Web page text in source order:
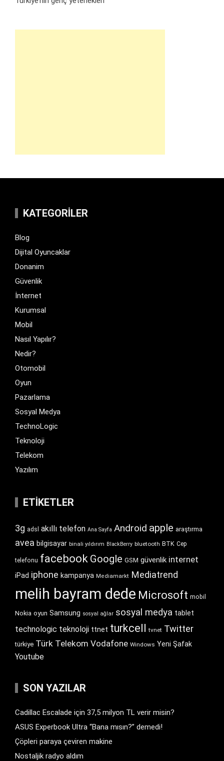
KATEGORILER
Blog
Dijital Oyuncaklar
Donanim
Güvenlik
İnternet
Kurumsal
Mobil
Nasıl Yapılır?
Nedir?
Otomobil
Oyun
Pazarlama
Sosyal Medya
TechnoLogic
Teknoloji
Telekom
Yazılım
ETIKETLER
3g adsl akıllı telefon Ana Sayfa Android apple araştırma
avea bilgisayar binali yıldırım BlackBerry bluetooth BTK Cep
telefonu facebook Google GSM güvenlik internet
iPad iphone kampanya Mediamarkt Mediatrend
melih bayram dede Microsoft mobil
Nokia oyun Samsung sosyal ağlar sosyal medya tablet
technologic teknoloji ttnet turkcell tvnet Twitter
türkiye Türk Telekom Vodafone Windows Yeni Şafak
Youtube
SON YAZILAR
Cadillac Escalade için 37,5 milyon TL verir misin?
ASUS Experbook Ultra “Bana mısın?” demedi!
Çöpleri paraya çeviren makine
Nostaljik radyo aldım